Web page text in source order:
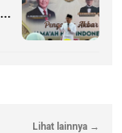
Lihat lainnya →